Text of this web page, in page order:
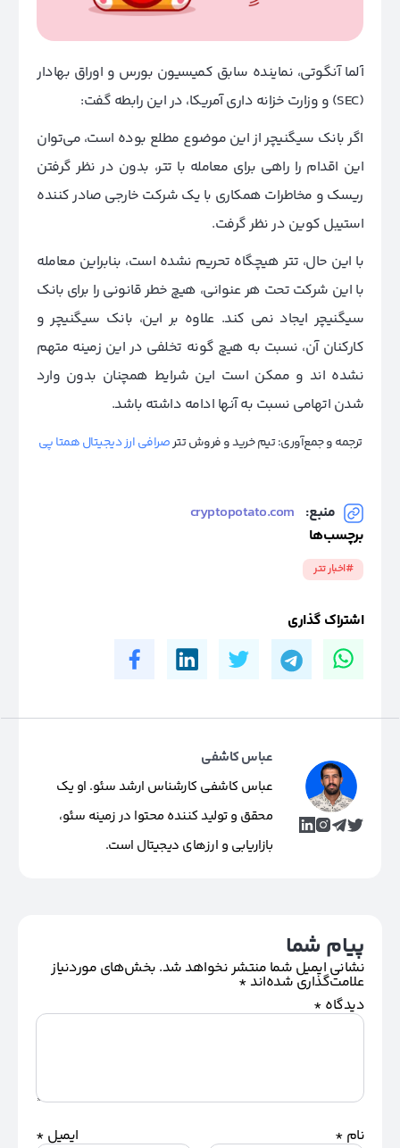
آلما آنگوتی، نماینده سابق کمیسیون بورس و اوراق بهادار
(SEC) و وزارت خزانه داری آمریکا، در این رابطه گفت:
اگر بانک سیگنیچر از این موضوع مطلع بوده است، می‌توان
این اقدام را راهی برای معامله با تتر، بدون در نظر گرفتن
ریسک و مخاطرات همکاری با یک شرکت خارجی صادر کننده
استیبل کوین در نظر گرفت.
با این حال، تتر هیچگاه تحریم نشده است، بنابراین معامله
با این شرکت تحت هر عنوانی، هیچ خطر قانونی را برای بانک
سیگنیچر ایجاد نمی کند. علاوه بر این، بانک سیگنیچر و
کارکنان آن، نسبت به هیچ گونه تخلفی در این زمینه متهم
نشده اند و ممکن است این شرایط همچنان بدون وارد
شدن اتهامی نسبت به آنها ادامه داشته باشد.
ترجمه و جمع‌آوری: تیم خرید و فروش تترصرافی ارز دیجیتال همتا پی
منبع: cryptopotato.com
برچسب‌ها
#اخبار تتر
اشتراک گذاری
عباس کاشفی
عباس کاشفی کارشناس ارشد سئو. او یک
محقق و تولید کننده محتوا در زمینه سئو،
بازاریابی و ارزهای دیجیتال است.
پیام شما
نشانی ایمیل شما منتشر نخواهد شد. بخش‌های موردنیاز
علامت‌گذاری شده‌اند*
دیدگاه *
نام * ایمیل *